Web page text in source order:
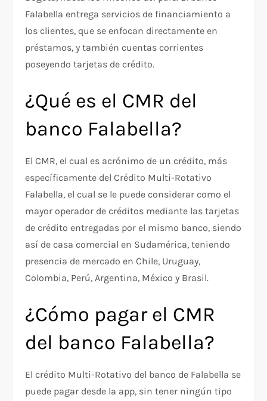
Falabella entrega servicios de financiamiento a
los clientes, que se enfocan directamente en
préstamos, y también cuentas corrientes
poseyendo tarjetas de crédito.
¿Qué es el CMR del
banco Falabella?
El CMR, el cual es acrónimo de un crédito, más
específicamente del Crédito Multi-Rotativo
Falabella, el cual se le puede considerar como el
mayor operador de créditos mediante las tarjetas
de crédito entregadas por el mismo banco, siendo
así de casa comercial en Sudamérica, teniendo
presencia de mercado en Chile, Uruguay,
Colombia, Perú, Argentina, México y Brasil.
¿Cómo pagar el CMR
del banco Falabella?
El crédito Multi-Rotativo del banco de Falabella se
puede pagar desde la app, sin tener ningún tipo